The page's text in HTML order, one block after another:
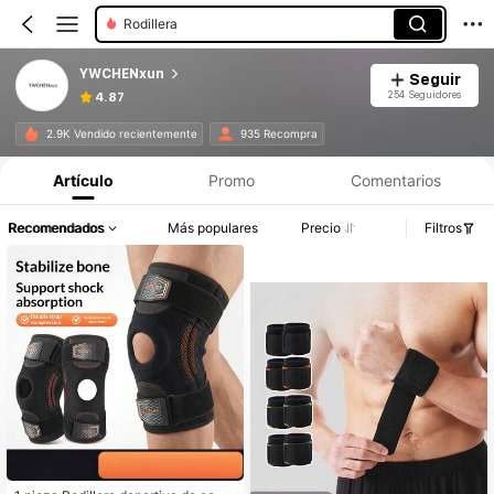
Rodillera
YWCHENxun
4.87
Seguir
254 Seguidores
2.9K Vendido recientemente 935 Recompra
Artículo Promo Comentarios
Recomendados Más populares Precio Filtros